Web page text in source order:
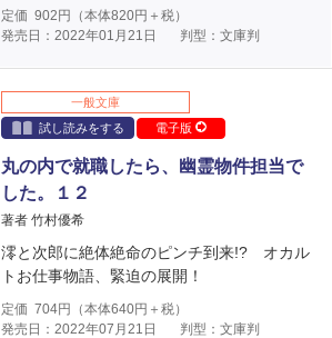
定価 902 円（本体820円＋税）
発売日：2022年01月21日
判型：文庫判
一般文庫
試し読みをする
電子版
丸の内で就職したら、幽霊物件担当で
した。１２
著者 竹村優希
澪と次郎に絶体絶命のピンチ到来!? オカル
トお仕事物語、緊迫の展開！
定価 704円（本体640円＋税）
発売日：2022年07月21日
判型：文庫判